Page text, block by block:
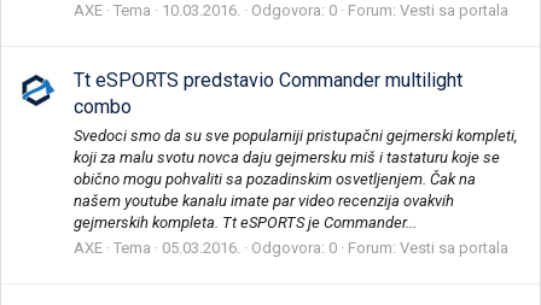
AXE Tema 10.03.2016. Odgovora: 0 Forum: Vesti sa portala
Tt eSPORTS predstavio Commander multilight
combo
Svedoci smo da su sve popularniji pristupačni gejmerski kompleti,
koji za malu svotu novca daju gejmersku miš i tastaturu koje se
obično mogu pohvaliti sa pozadinskim osvetljenjem. Čak na
našem youtube kanalu imate par video recenzija ovakvih
gejmerskih kompleta. Tt eSPORTS je Commander...
AXE Tema 05.03.2016. Odgovora: 0 Forum: Vesti sa portala